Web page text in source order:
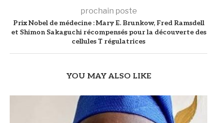
prochain poste
Prix Nobel de médecine : Mary E. Brunkow, Fred Ramsdell
et Shimon Sakaguchi récompensés pour la découverte des
cellules T régulatrices
YOU MAY ALSO LIKE